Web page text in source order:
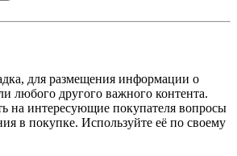
для размещения информации о
любого другого важного контента.
на интересующие покупателя вопросы
в покупке. Используйте её по своему